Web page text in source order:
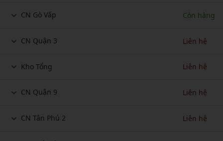
CN Gò Vấp Còn hàng
CN Quận 3 Liên hệ
Kho Tổng Liên hệ
CN Quận 9 Liên hệ
CN Tân Phú 2 Liên hệ